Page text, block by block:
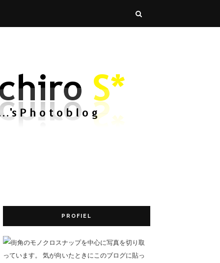
PROFIEL
街角のモノクロスナップを中心に写真を切り取
っています。 気が向いたときにこのブログに貼っ